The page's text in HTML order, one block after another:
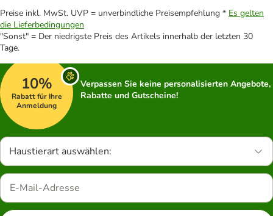
Preise inkl. MwSt. UVP = unverbindliche Preisempfehlung * Es gelten
die Lieferbedingungen
"Sonst" = Der niedrigste Preis des Artikels innerhalb der letzten 30
Tage.
10%
Rabatt für Ihre
Anmeldung
Verpassen Sie keine personalisierten Angebote,
Rabatte und Gutscheine!
Haustierart auswählen: